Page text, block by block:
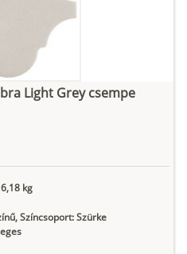
Light Grey csempe
6,18 kg
Színcsoport: Szürke